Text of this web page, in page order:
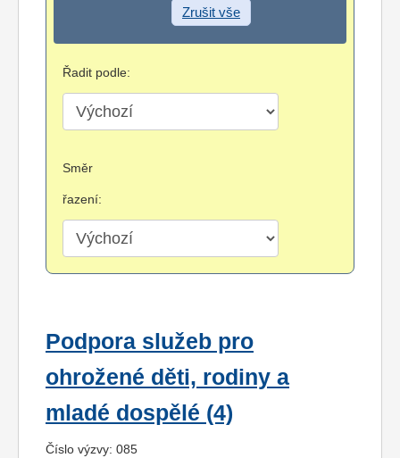
Zrušit vše
Řadit podle:
Směr
řazení:
Podpora služeb pro
ohrožené děti, rodiny a
mladé dospělé (4)
Číslo výzvy: 085